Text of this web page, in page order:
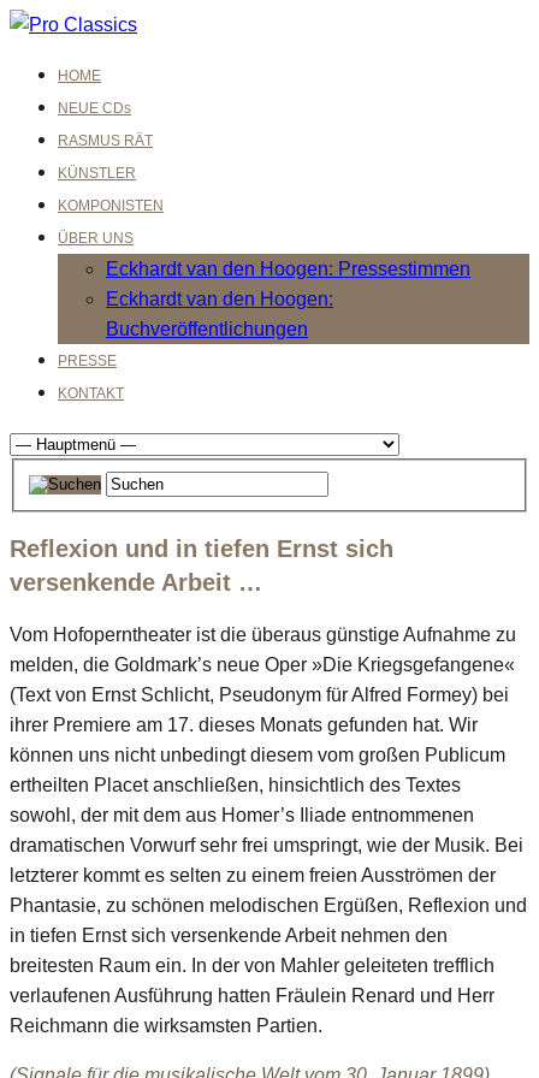
HOME
NEUE CDs
RASMUS RÄT
KÜNSTLER
KOMPONISTEN
ÜBER UNS
Eckhardt van den Hoogen: Pressestimmen
Eckhardt van den Hoogen:
Buchveröffentlichungen
PRESSE
KONTAKT
Reflexion und in tiefen Ernst sich
versenkende Arbeit …
Vom Hofoperntheater ist die überaus günstige Aufnahme zu
melden, die Goldmark’s neue Oper »Die Kriegsgefangene«
(Text von Ernst Schlicht, Pseudonym für Alfred Formey) bei
ihrer Premiere am 17. dieses Monats gefunden hat. Wir
können uns nicht unbedingt diesem vom großen Publicum
ertheilten Placet anschließen, hinsichtlich des Textes
sowohl, der mit dem aus Homer’s Iliade entnommenen
dramatischen Vorwurf sehr frei umspringt, wie der Musik. Bei
letzterer kommt es selten zu einem freien Ausströmen der
Phantasie, zu schönen melodischen Ergüßen, Reflexion und
in tiefen Ernst sich versenkende Arbeit nehmen den
breitesten Raum ein. In der von Mahler geleiteten trefflich
verlaufenen Ausführung hatten Fräulein Renard und Herr
Reichmann die wirksamsten Partien.